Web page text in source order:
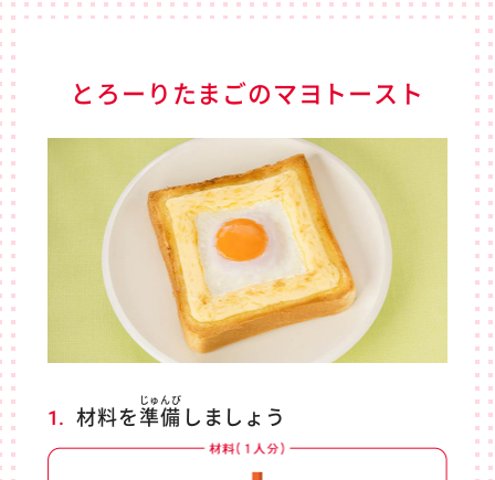
とろーりたまごのマヨトースト
1. 材料を準備
じゅんび
しましょう